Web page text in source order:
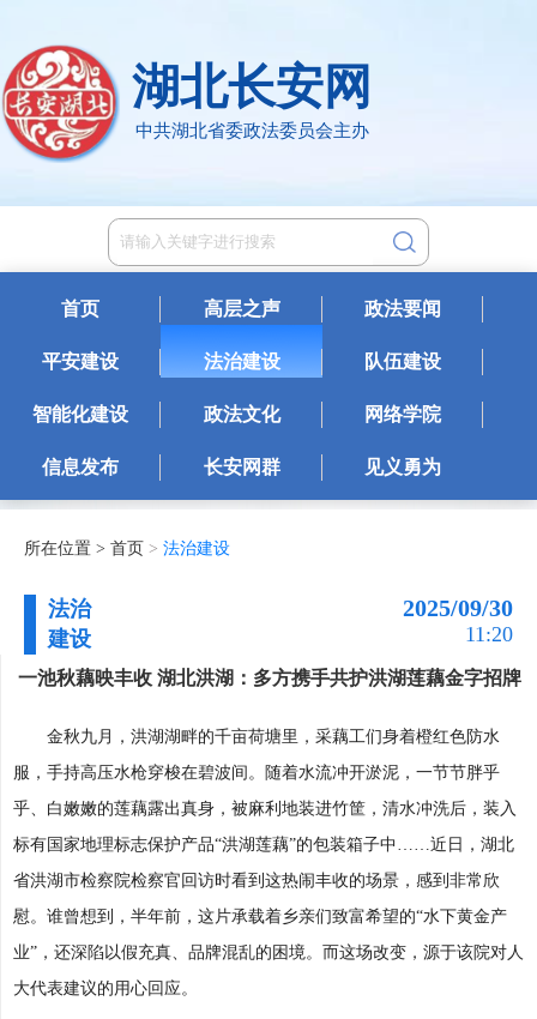
湖北长安网
中共湖北省委政法委员会主办
首页 高层之声 政法要闻
平安建设 法治建设 队伍建设
智能化建设 政法文化 网络学院
信息发布 长安网群 见义勇为
所在位置 > 首页 > 法治建设
法治
建设
2025/09/30
11:20
一池秋藕映丰收 湖北洪湖：多方携手共护洪湖莲藕金字招牌
金秋九月，洪湖湖畔的千亩荷塘里，采藕工们身着橙红色防水
服，手持高压水枪穿梭在碧波间。随着水流冲开淤泥，一节节胖乎
乎、白嫩嫩的莲藕露出真身，被麻利地装进竹筐，清水冲洗后，装入
标有国家地理标志保护产品“洪湖莲藕”的包装箱子中……近日，湖北
省洪湖市检察院检察官回访时看到这热闹丰收的场景，感到非常欣
慰。谁曾想到，半年前，这片承载着乡亲们致富希望的“水下黄金产
业”，还深陷以假充真、品牌混乱的困境。而这场改变，源于该院对人
大代表建议的用心回应。